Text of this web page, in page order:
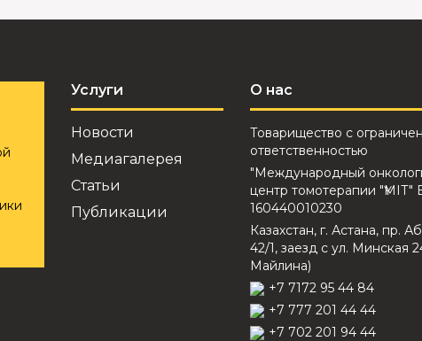
Услуги
Новости
Медиагалерея
Статьи
Публикации
О нас
Товарищество с
ответственностью
"Международный
центр томотерапии
160440010230
Казахстан, г. Астана, пр.
42/1, заезд с ул. Минская
Майлина)
+7 7172 95 44 84
+7 777 201 44 44
+7 702 201 94 44